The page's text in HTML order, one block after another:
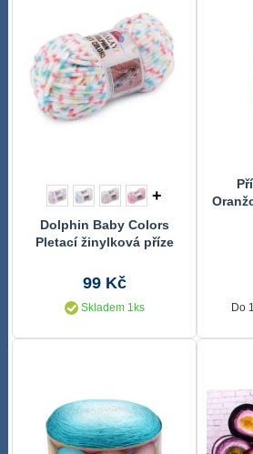
+
Dolphin Baby Colors
Pletací žinylková příze
99 Kč
Skladem 1ks Do